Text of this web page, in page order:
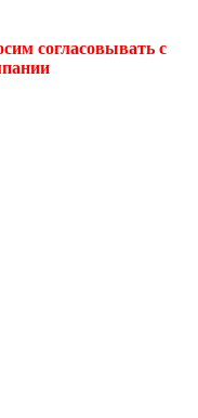
согласовывать с